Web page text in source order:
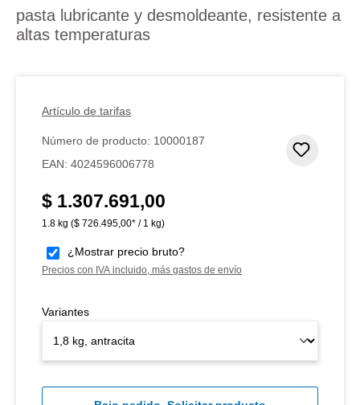
pasta lubricante y desmoldeante, resistente a
altas temperaturas
Artículo de tarifas
Número de producto: 10000187
EAN: 4024596006778
Precio normal:
$ 1.307.691,00
1.8 kg ($ 726.495,00* / 1 kg)
¿Mostrar precio bruto?
Precios con IVA incluido, más gastos de envío
Variantes